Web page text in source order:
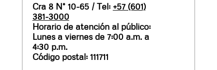
Cra 8 N° 10-65 / Tel: +57 (601)
381-3000
Horario de atención al público:
Lunes a viernes de 7:00 a.m. a
4:30 p.m.
Código postal: 111711